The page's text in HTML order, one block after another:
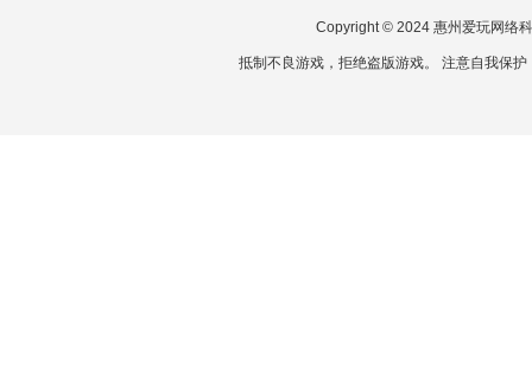
Copyright © 2024 惠州爱玩网络
抵制不良游戏，拒绝盗版游戏。 注意自我保